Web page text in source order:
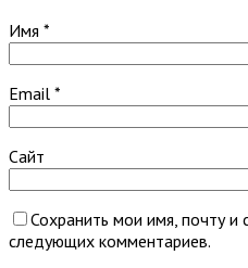
Имя *
Email *
Сайт
Сохранить мои имя, почту и
следующих комментариев.